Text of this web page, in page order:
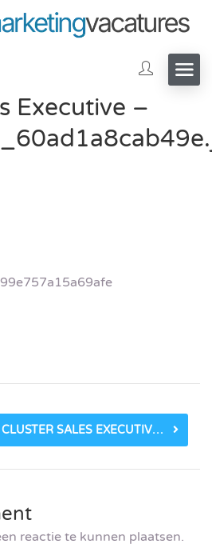
Executive –
CLUSTER SALES EXECUTIVE – AMSTERDAM_60AD1A8CAB49E.JPEG
reactie te kunnen plaatsen.